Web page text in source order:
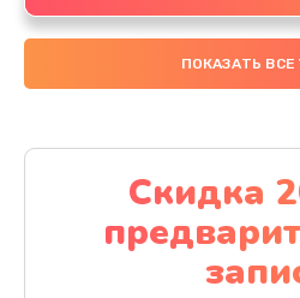
ПОКАЗАТЬ ВСЕ
Скидка